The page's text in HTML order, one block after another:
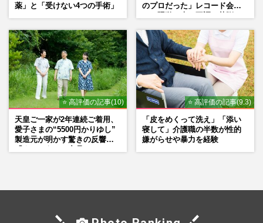
薬」と「受けない4つの手術」
のプロだった」レコード会社
⭐ 高評価の記事(10)
天皇ご一家が2年連続ご着用、
愛子さまの“5500円かりゆし”
製造元が明かす驚きの反響
⭐ 高評価の記事(9.3)
「皮をめくって洗え」「添い
寝して」介護職の半数が性的
嫌がらせや暴力を経験